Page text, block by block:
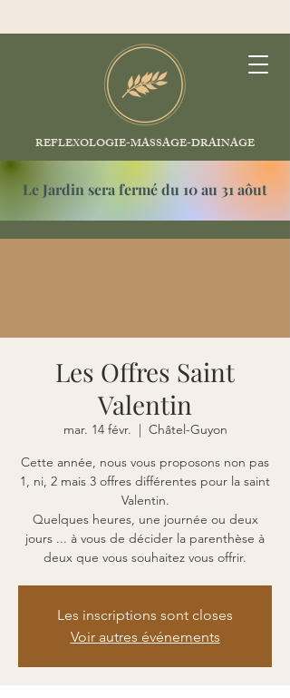
REFLEXOLOGIE-MASSAGE-DRAINAGE
Le Jardin sera fermé du 10 au 31 aôut
Les Offres Saint
Valentin
mar. 14 févr.
  |
Châtel-Guyon
Cette année, nous vous proposons non pas
1, ni, 2 mais 3 offres différentes pour la saint
Valentin.
Quelques heures, une journée ou deux
jours ... à vous de décider la parenthèse à
Les inscriptions sont closes
Voir autres événements